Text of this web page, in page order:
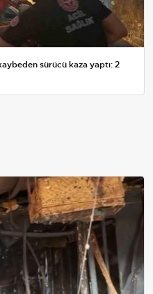
sürücü kaza yaptı: 2